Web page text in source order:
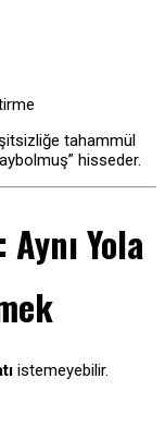
tahammül
hisseder.
Yola
istemeyebilir.